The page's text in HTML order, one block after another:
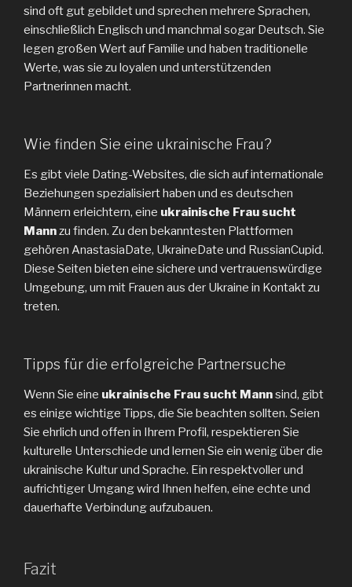
sind oft gut gebildet und sprechen mehrere Sprachen,
einschließlich Englisch und manchmal sogar Deutsch. Sie
legen großen Wert auf Familie und haben traditionelle
Werte, was sie zu loyalen und unterstützenden
Partnerinnen macht.
Wie finden Sie eine ukrainische Frau?
Es gibt viele Dating-Websites, die sich auf internationale
Beziehungen spezialisiert haben und es deutschen
Männern erleichtern, eine ukrainische Frau sucht
Mannzu finden. Zu den bekanntesten Plattformen
gehören AnastasiaDate, UkraineDate und RussianCupid.
Diese Seiten bieten eine sichere und vertrauenswürdige
Umgebung, um mit Frauen aus der Ukraine in Kontakt zu
treten.
Tipps für die erfolgreiche Partnersuche
Wenn Sie eine ukrainische Frau sucht Mannsind, gibt
es einige wichtige Tipps, die Sie beachten sollten. Seien
Sie ehrlich und offen in Ihrem Profil, respektieren Sie
kulturelle Unterschiede und lernen Sie ein wenig über die
ukrainische Kultur und Sprache. Ein respektvoller und
aufrichtiger Umgang wird Ihnen helfen, eine echte und
dauerhafte Verbindung aufzubauen.
Fazit